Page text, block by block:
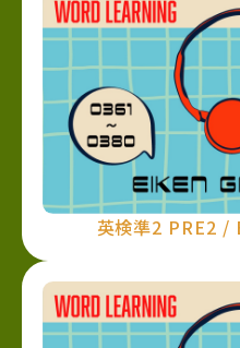
英検準2 PRE2